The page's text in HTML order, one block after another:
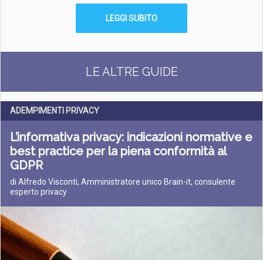
LEGGI SUBITO
LE ALTRE GUIDE
ADEMPIMENTI PRIVACY
L’informativa privacy: indicazioni normative e
best practice per la piena conformità al
GDPR
di Alfredo Visconti, Amministratore unico Brain-it, consulente
esperto privacy